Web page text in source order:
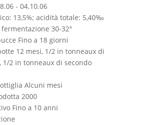
- 04.10.06
13,5%; acidità totale: 5,40‰
30-32°
Fino a 18 giorni
12 mesi, 1/2 in tonneaux di
1/2 in tonneaux di secondo
Alcuni mesi
2000
Fino a 10 anni